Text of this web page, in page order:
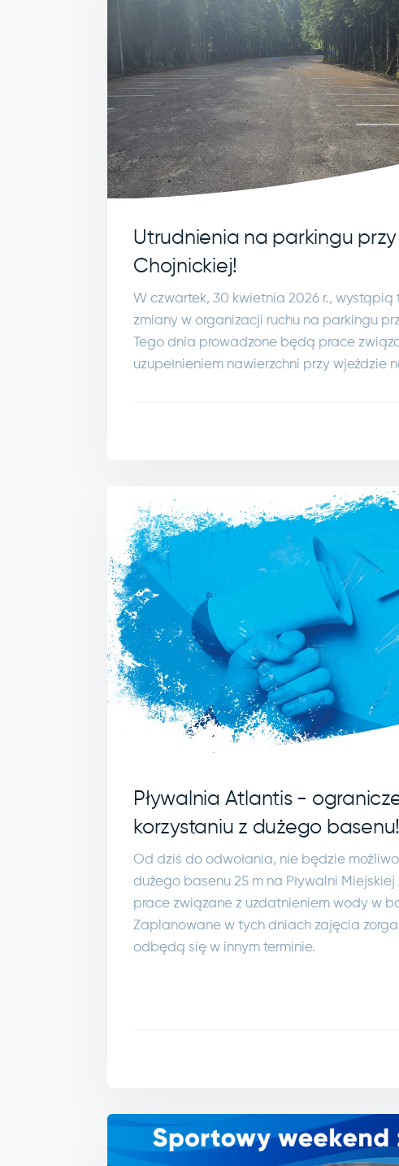
Utrudnienia na parkingu przy
Chojnickiej!
W czwartek, 30 kwietnia 2026 r., wystąpią
zmiany w organizacji ruchu na parkingu
Tego dnia prowadzone będą prace
uzupełnieniem nawierzchni przy wjeździe
Pływalnia Atlantis -
korzystaniu z dużego basenu!
Od dziś do odwołania, nie będzie
dużego basenu 25 m na Pływalni
prace związane z uzdatnieniem wody w
Zaplanowane w tych dniach zajęcia
odbędą się w innym terminie.